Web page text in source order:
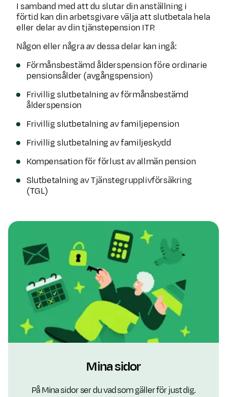
I samband med att du slutar din anställning i
förtid kan din arbetsgivare välja att slutbetala hela
eller delar av din tjänstepension ITP.
Någon eller några av dessa delar kan ingå:
Förmånsbestämd ålderspension före ordinarie
pensions­ålder (avgångspension)
Frivillig slutbetalning av förmånsbestämd
ålderspension
Frivillig slutbetalning av familjepension
Frivillig slutbetalning av familjeskydd
Kompensation för förlust av allmän pension
Slutbetalning av Tjänstegrupplivförsäkring
(TGL)
Mina sidor
På Mina sidor ser du vad som gäller för just dig.